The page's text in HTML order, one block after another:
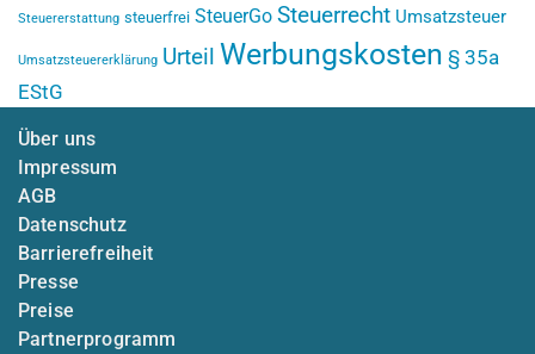
Steuererstattung steuerfrei SteuerGo Steuerrecht Umsatzsteuer
Umsatzsteuererklärung Urteil Werbungskosten § 35a
EStG
Über uns
Impressum
AGB
Datenschutz
Barrierefreiheit
Presse
Preise
Partnerprogramm